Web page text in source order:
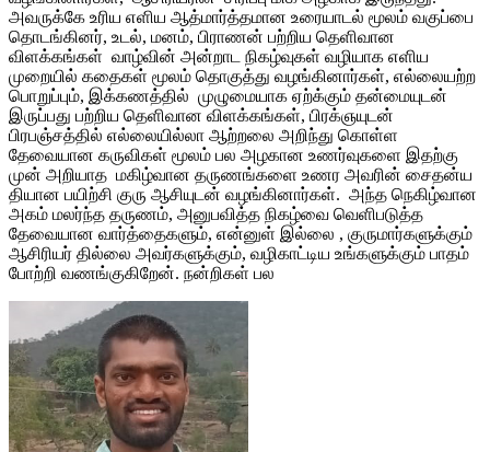
அவருக்கே உரிய எளிய ஆத்மார்த்தமான உரையாடல் மூலம் வகுப்பை
தொடங்கினர், உடல், மனம், பிராணன் பற்றிய தெளிவான
விளக்கங்கள் வாழ்வின் அன்றாட நிகழ்வுகள் வழியாக எளிய
முறையில் கதைகள் மூலம் தொகுத்து வழங்கினார்கள், எல்லையற்ற
பொறுப்பும், இக்கணத்தில் முழுமையாக ஏற்க்கும் தன்மையுடன்
இருப்பது பற்றிய தெளிவான விளக்கங்கள், பிரக்ஞயுடன்
பிரபஞ்சத்தில் எல்லையில்லா ஆற்றலை அறிந்து கொள்ள
தேவையான கருவிகள் மூலம் பல அழகான உணர்வுகளை இதற்கு
முன் அறியாத மகிழ்வான தருணங்களை உணர அவரின் சைதன்ய
தியான பயிற்சி குரு ஆசியுடன் வழங்கினார்கள். அந்த நெகிழ்வான
அகம் மலர்ந்த தருணம், அனுபவித்த நிகழ்வை வெளிபடுத்த
தேவையான வார்த்தைகளும், என்னுள் இல்லை , குருமார்களுக்கும்
ஆசிரியர் தில்லை அவர்களுக்கும், வழிகாட்டிய உங்களுக்கும் பாதம்
போற்றி வணங்குகிறேன். நன்றிகள் பல